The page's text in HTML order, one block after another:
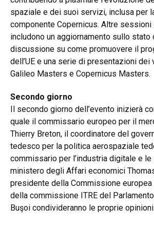
spaziale e dei suoi servizi, inclusa per
componente Copernicus. Altre
includono un aggiornamento sullo stato
discussione su come promuovere il
dell’UE e una serie di presentazioni dei
Galileo Masters e Copernicus Masters.
Secondo giorno
Il secondo giorno dell’evento inizierà
quale il commissario europeo per il
Thierry Breton, il coordinatore del
tedesco per la politica aerospaziale
commissario per l’industria digitale e le
ministero degli Affari economici
presidente della Commissione europea
della commissione ITRE del
Buşoi condivideranno le proprie opinioni.